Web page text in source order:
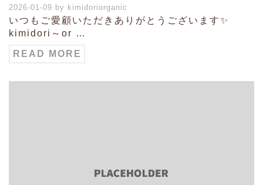
2026-01-09 by kimidoriorganic
いつもご愛顧いただきありがとうございます✨
kimidori～or …
READ MORE